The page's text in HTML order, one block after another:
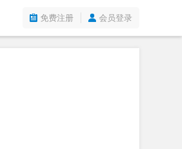
免费注册 会员登录